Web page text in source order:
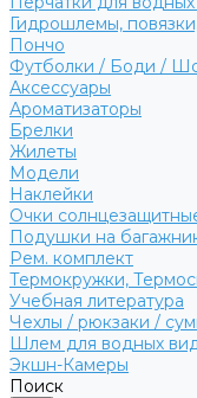
Гидрошлемы,
Пончо
Футболки / Боди /
Аксессуары
Ароматизаторы
Брелки
Жилеты
Модели
Наклейки
Очки
Подушки на
Рем. комплект
Термокружки,
Учебная литература
Чехлы / рюкзаки /
Шлем для водных
Экшн-Камеры
Поиск